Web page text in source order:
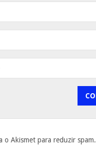
o Akismet para reduzir spam.